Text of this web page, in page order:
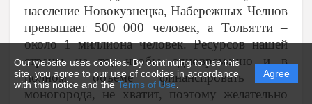
Our website uses cookies. By continuing to use this
site, you agree to our use of cookies in accordance
with this notice and theTerms of Use.
Agree
население Новокузнецка, Набережных Челнов
превышает 500 000 человек, а Тольятти –
около 1 миллиона человек. Ресурсов нашей
страны на то, чтобы одновременно и в
полном объеме финансировать все
моногорода, не хватит, поэтому желательно